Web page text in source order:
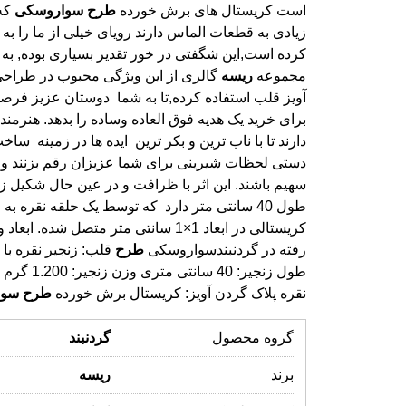
است کریستال های برش خورده طرح سواروسکی زیادی به
کرده
مجموعه ریسه گالری از این ویژگی محبوب در
آویز قلب استفاده کرده,تا به شما دوستان
برای خرید یک هدیه فوق العاده وساده را بدهد.
دارند تا با ناب ترین و بکر ترین ایده ها در
دستی لحظات شیرینی برای شما عزیزان رقم
سهیم باشند. این اثر با ظرافت و در عین حال
طول 40 سانتی متر دارد که توسط یک
کریستالی در ابعاد 1×1 سانتی متر متصل شده. ابعاد
رفته در گردنبندسواروسکی طرح
نقره پلاک گردن آویز: کریستال برش خورده طرح
گروه محصول گردنبند
برند ریسه